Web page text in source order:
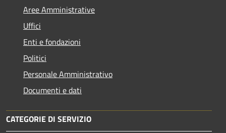
Aree Amministrative
Uffici
Enti e fondazioni
Politici
Personale Amministrativo
Documenti e dati
CATEGORIE DI SERVIZIO